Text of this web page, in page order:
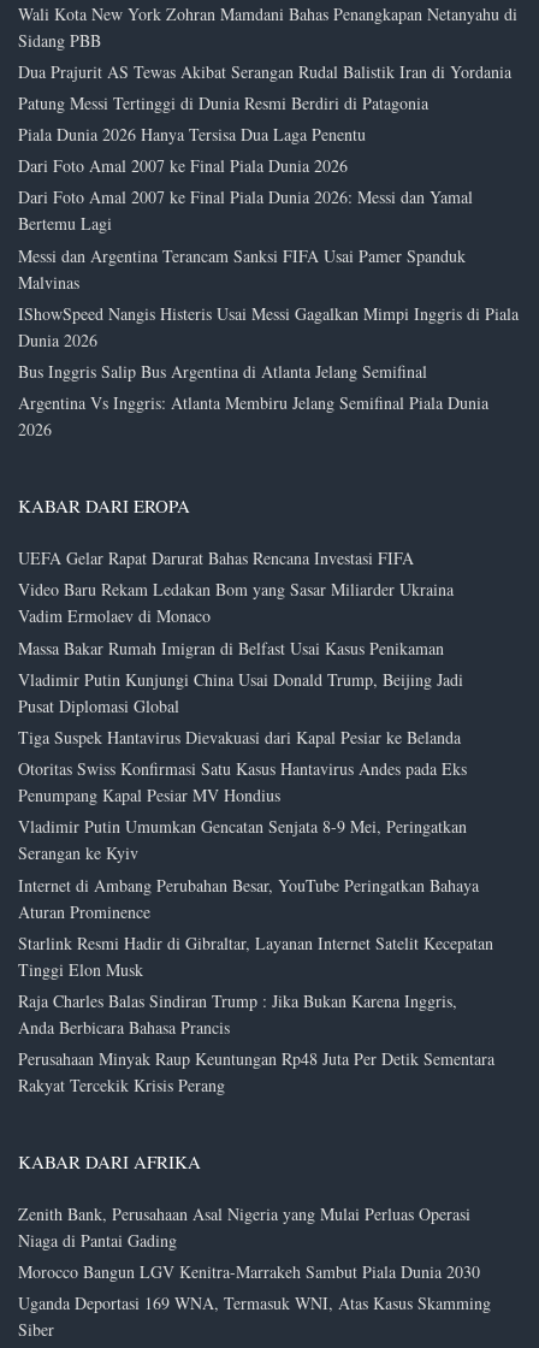
Wali Kota New York Zohran Mamdani Bahas Penangkapan Netanyahu di
Sidang PBB
Dua Prajurit AS Tewas Akibat Serangan Rudal Balistik Iran di Yordania
Patung Messi Tertinggi di Dunia Resmi Berdiri di Patagonia
Piala Dunia 2026 Hanya Tersisa Dua Laga Penentu
Dari Foto Amal 2007 ke Final Piala Dunia 2026
Dari Foto Amal 2007 ke Final Piala Dunia 2026: Messi dan Yamal
Bertemu Lagi
Messi dan Argentina Terancam Sanksi FIFA Usai Pamer Spanduk
Malvinas
IShowSpeed Nangis Histeris Usai Messi Gagalkan Mimpi Inggris di Piala
Dunia 2026
Bus Inggris Salip Bus Argentina di Atlanta Jelang Semifinal
Argentina Vs Inggris: Atlanta Membiru Jelang Semifinal Piala Dunia
2026
KABAR DARI EROPA
UEFA Gelar Rapat Darurat Bahas Rencana Investasi FIFA
Video Baru Rekam Ledakan Bom yang Sasar Miliarder Ukraina
Vadim Ermolaev di Monaco
Massa Bakar Rumah Imigran di Belfast Usai Kasus Penikaman
Vladimir Putin Kunjungi China Usai Donald Trump, Beijing Jadi
Pusat Diplomasi Global
Tiga Suspek Hantavirus Dievakuasi dari Kapal Pesiar ke Belanda
Otoritas Swiss Konfirmasi Satu Kasus Hantavirus Andes pada Eks
Penumpang Kapal Pesiar MV Hondius
Vladimir Putin Umumkan Gencatan Senjata 8-9 Mei, Peringatkan
Serangan ke Kyiv
Internet di Ambang Perubahan Besar, YouTube Peringatkan Bahaya
Aturan Prominence
Starlink Resmi Hadir di Gibraltar, Layanan Internet Satelit Kecepatan
Tinggi Elon Musk
Raja Charles Balas Sindiran Trump : Jika Bukan Karena Inggris,
Anda Berbicara Bahasa Prancis
Perusahaan Minyak Raup Keuntungan Rp48 Juta Per Detik Sementara
Rakyat Tercekik Krisis Perang
KABAR DARI AFRIKA
Zenith Bank, Perusahaan Asal Nigeria yang Mulai Perluas Operasi
Niaga di Pantai Gading
Morocco Bangun LGV Kenitra-Marrakeh Sambut Piala Dunia 2030
Uganda Deportasi 169 WNA, Termasuk WNI, Atas Kasus Skamming
Siber